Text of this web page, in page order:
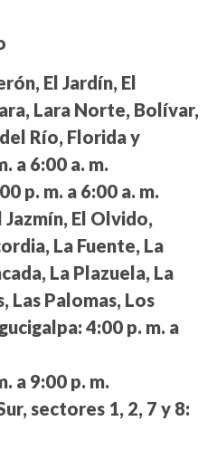
El Jardín, El
Lara Norte, Bolívar,
Río, Florida y
a 6:00 a. m.
p. m. a 6:00 a. m.
Jazmín, El Olvido,
La Fuente, La
La Plazuela, La
Las Palomas, Los
4:00 p. m. a
a 9:00 p. m.
sectores 1, 2, 7 y 8: